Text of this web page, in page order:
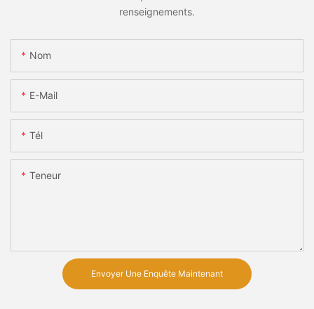
renseignements.
Nom
E-Mail
Tél
Teneur
Envoyer Une Enquête Maintenant